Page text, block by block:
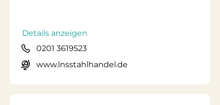
Details anzeigen
0201 3619523
www.lnsstahlhandel.de